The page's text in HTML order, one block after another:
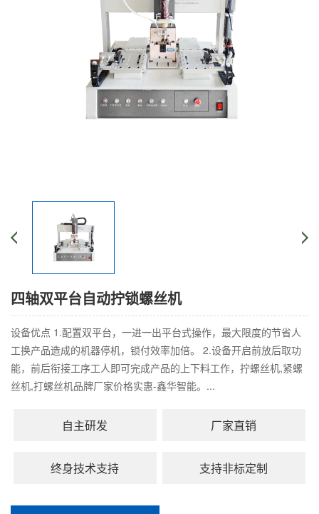
四轴双平台自动拧锁螺丝机
设备优点 1.配置双平台，一进一出平台式操作，最大限度的节省人
工换产品造成的机器停机，锁付效率加倍。 2.设备开启前放后取功
能，前后衔接工序工人即可完成产品的上下料工作，拧螺丝机,紧螺
丝机,打螺丝机品牌厂家价格实惠-鑫华智能。...
自主研发 厂家直销
终身技术支持 支持非标定制